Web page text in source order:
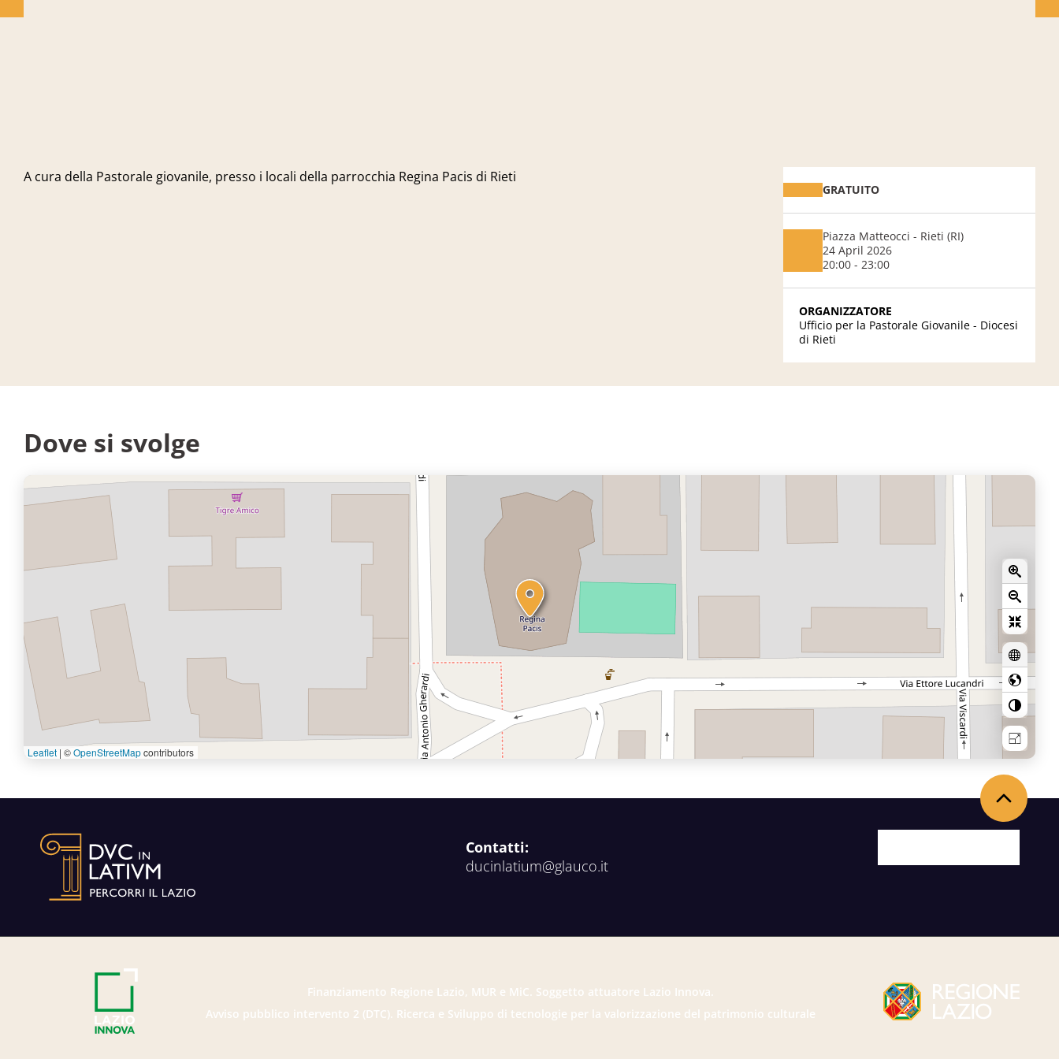
A cura della Pastorale giovanile, presso i locali della parrocchia Regina Pacis di Rieti
GRATUITO
Piazza Matteocci - Rieti (RI)
24 April 2026
20:00 - 23:00
ORGANIZZATORE
Ufficio per la Pastorale Giovanile - Diocesi
di Rieti
Dove si svolge
Leaflet | ©OpenStreetMapcontributors
Contatti:
ducinlatium@glauco.it
Finanziamento Regione Lazio, MUR e MiC. Soggetto attuatore Lazio Innova.
Avviso pubblico intervento 2 (DTC). Ricerca e Sviluppo di tecnologie per la valorizzazione del patrimonio culturale
Back to the top